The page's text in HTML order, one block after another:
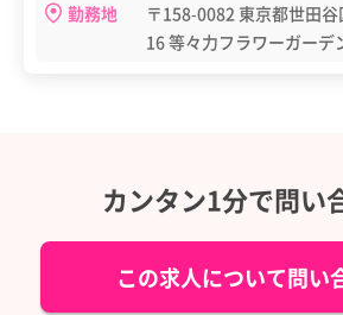
勤務地
〒158-0082 東京都世田
16 等々力フラワーガーデ
カンタン1分で問い
この求人について問い